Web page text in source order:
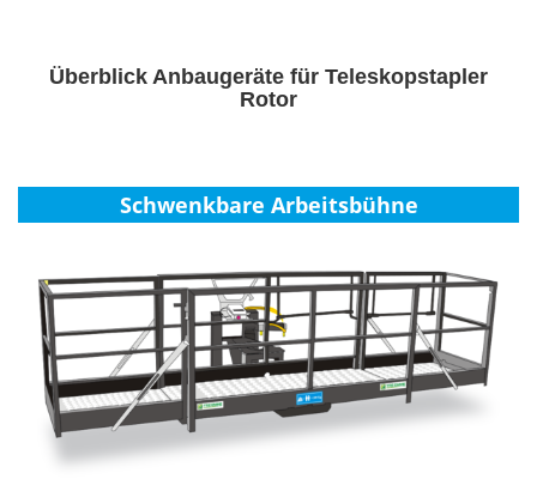
Überblick Anbaugeräte für Teleskopstapler
Rotor
Schwenkbare Arbeitsbühne